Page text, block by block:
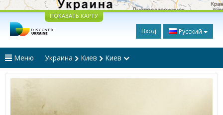
ПОКАЗАТЬ КАРТУ
Вход Русский
Меню Украина Киев Киев